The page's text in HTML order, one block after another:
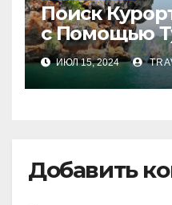
Поиск
с Помощью
ИЮЛ 15, 2024
Добавить